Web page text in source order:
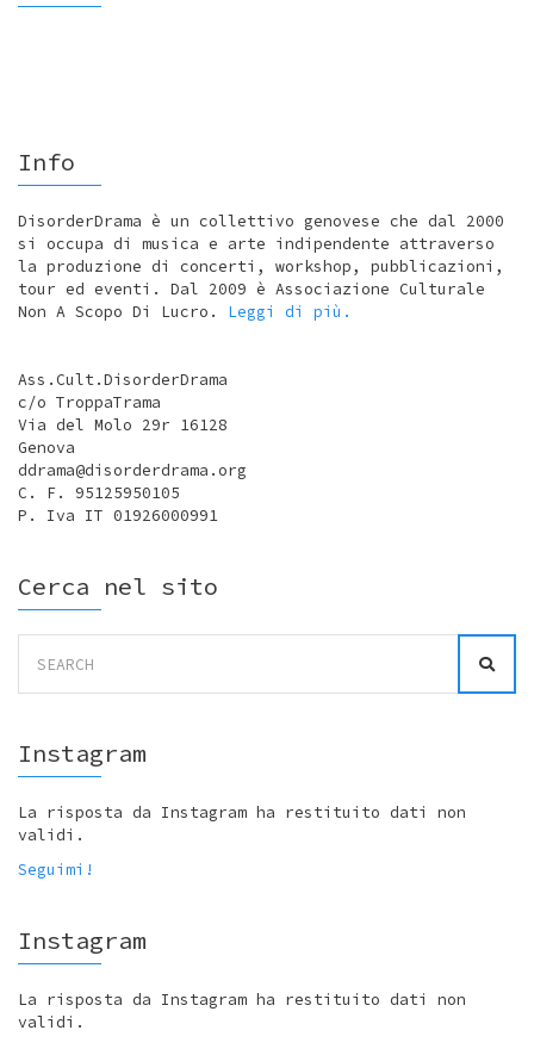
Info
DisorderDrama è un collettivo genovese che dal 2000
si occupa di musica e arte indipendente attraverso
la produzione di concerti, workshop, pubblicazioni,
tour ed eventi. Dal 2009 è Associazione Culturale
Non A Scopo Di Lucro. Leggi di più.
Ass.Cult.DisorderDrama
c/o TroppaTrama
Via del Molo 29r 16128
Genova
ddrama@disorderdrama.org
C. F. 95125950105
P. Iva IT 01926000991
Cerca nel sito
for:
Instagram
La risposta da Instagram ha restituito dati non
validi.
Seguimi!
Instagram
La risposta da Instagram ha restituito dati non
validi.